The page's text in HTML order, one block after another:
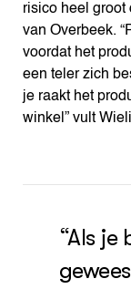
risico heel groot
van Overbeek.
voordat het
een teler zich
je raakt het
winkel” vult
“Als je